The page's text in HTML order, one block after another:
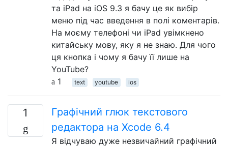
та iPad на iOS 9.3 я бачу це як вибір
меню під час введення в полі коментарів.
На моєму телефоні чи iPad увімкнено
китайську мову, яку я не знаю. Для чого
ця кнопка і чому я бачу її лише на
YouTube?
1
text youtube ios
1
Графічний глюк текстового
редактора на Xcode 6.4
Я відчуваю дуже незвичайний графічний